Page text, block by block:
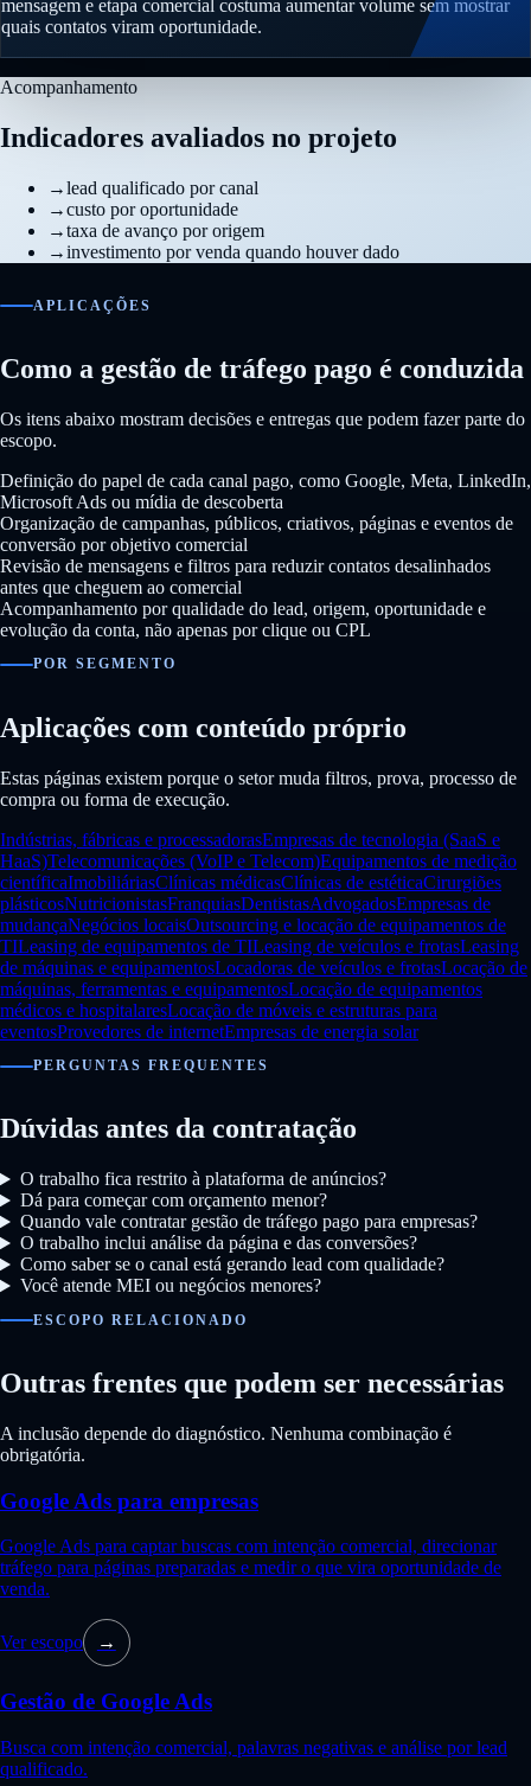
mensagem e etapa comercial costuma aumentar volume sem mostrar
quais contatos viram oportunidade.
Acompanhamento
Indicadores avaliados no projeto
→lead qualificado por canal
→custo por oportunidade
→taxa de avanço por origem
→investimento por venda quando houver dado
APLICAÇÕES
Como a gestão de tráfego pago é conduzida
Os itens abaixo mostram decisões e entregas que podem fazer parte do
escopo.
Definição do papel de cada canal pago, como Google, Meta, LinkedIn,
Microsoft Ads ou mídia de descoberta
Organização de campanhas, públicos, criativos, páginas e eventos de
conversão por objetivo comercial
Revisão de mensagens e filtros para reduzir contatos desalinhados
antes que cheguem ao comercial
Acompanhamento por qualidade do lead, origem, oportunidade e
evolução da conta, não apenas por clique ou CPL
POR SEGMENTO
Aplicações com conteúdo próprio
Estas páginas existem porque o setor muda filtros, prova, processo de
compra ou forma de execução.
Indústrias, fábricas e processadorasEmpresas de tecnologia (SaaS e
HaaS)Telecomunicações (VoIP e Telecom)Equipamentos de medição
científicaImobiliáriasClínicas médicasClínicas de estéticaCirurgiões
plásticosNutricionistasFranquiasDentistasAdvogadosEmpresas de
mudançaNegócios locaisOutsourcing e locação de equipamentos de
TILeasing de equipamentos de TILeasing de veículos e frotasLeasing
de máquinas e equipamentosLocadoras de veículos e frotasLocação de
máquinas, ferramentas e equipamentosLocação de equipamentos
médicos e hospitalaresLocação de móveis e estruturas para
eventosProvedores de internetEmpresas de energia solar
PERGUNTAS FREQUENTES
Dúvidas antes da contratação
O trabalho fica restrito à plataforma de anúncios?
Dá para começar com orçamento menor?
Quando vale contratar gestão de tráfego pago para empresas?
O trabalho inclui análise da página e das conversões?
Como saber se o canal está gerando lead com qualidade?
Você atende MEI ou negócios menores?
ESCOPO RELACIONADO
Outras frentes que podem ser necessárias
A inclusão depende do diagnóstico. Nenhuma combinação é
obrigatória.
Google Ads para empresas
Google Ads para captar buscas com intenção comercial, direcionar
tráfego para páginas preparadas e medir o que vira oportunidade de
venda.
Ver escopo →
Gestão de Google Ads
Busca com intenção comercial, palavras negativas e análise por lead
qualificado.